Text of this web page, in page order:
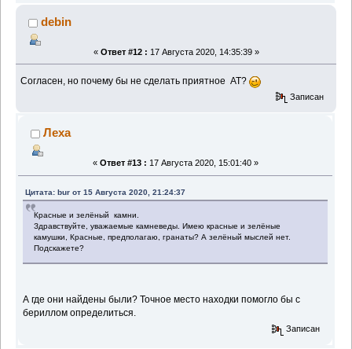
debin
« Ответ #12 : 17 Августа 2020, 14:35:39 »
Согласен, но почему бы не сделать приятное АТ?
Записан
Леха
« Ответ #13 : 17 Августа 2020, 15:01:40 »
Цитата: bur от 15 Августа 2020, 21:24:37
Красные и зелёный камни.
Здравствуйте, уважаемые камневеды. Имею красные и зелёные
камушки, Красные, предполагаю, гранаты? А зелёный мыслей нет.
Подскажете?
А где они найдены были? Точное место находки помогло бы с
бериллом определиться.
Записан